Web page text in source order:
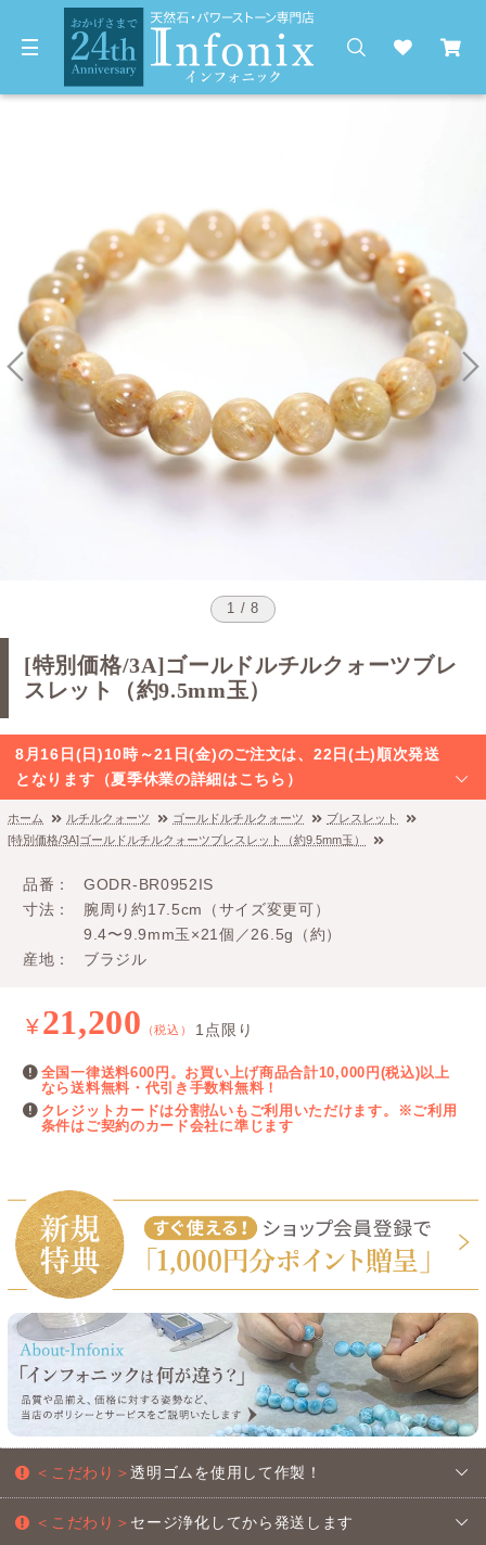
1 / 8
[特別価格/3A]ゴールドルチルクォーツブレ
スレット（約9.5mm玉）
8月16日(日)10時～21日(金)のご注文は、22日(土)順次発送
となります（夏季休業の詳細はこちら）
ホーム ルチルクォーツ ゴールドルチルクォーツ
ブレスレット
[特別価格/3A]ゴールドルチルクォーツブレスレット（約9.5mm玉）
品番
GODR-BR0952IS
寸法
腕周り約17.5cm（サイズ変更可）
9.4〜9.9mm玉×21個／26.5g（約）
産地
ブラジル
¥21,200 （税込） 1点限り
全国一律送料600円。お買い上げ商品合計10,000円(税込)以上
なら送料無料・代引き手数料無料！
クレジットカードは分割払いもご利用いただけます。※ご利用
条件はご契約のカード会社に準じます
＜こだわり＞透明ゴムを使用して作製！
＜こだわり＞ セージ浄化してから発送します